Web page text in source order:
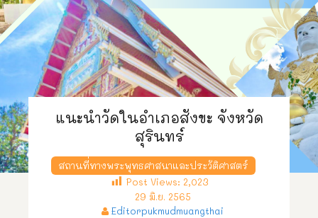
แนะนำวัดในอำเภอสังขะ จังหวัด
สุรินทร์
สถานที่ทางพระพุทธศาสนาและประวัติศาสตร์
Post Views: 2,023
29 มิ.ย. 2565
Editorpukmudmuangthai